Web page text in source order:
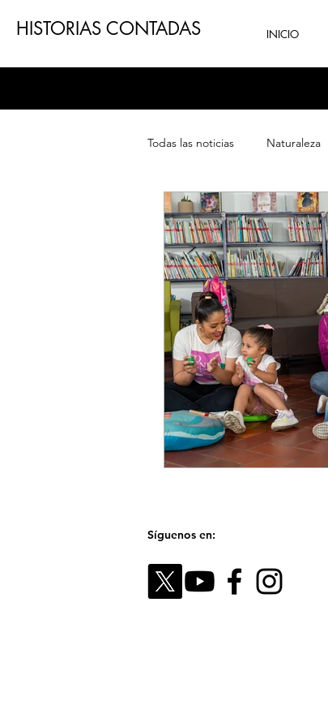
HISTORIAS CONTADAS INICIO
Todas las noticias Naturaleza
Teatro Patrimonio
Síguenos en: